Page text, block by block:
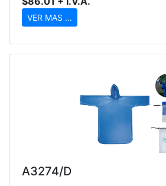
VER MAS ...
A3274/D